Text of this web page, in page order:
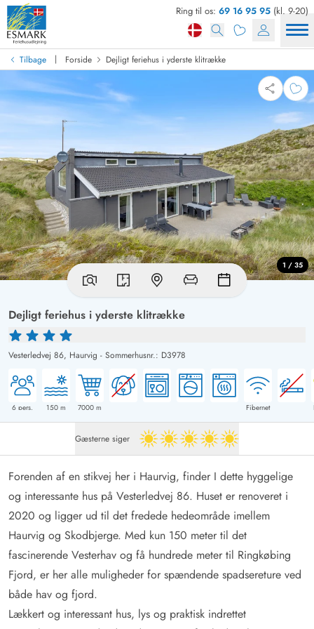
Ring til os: 69 16 95 95 (kl. 9-20)
Tilbage | Forside Dejligt feriehus i yderste klitrække
Dejligt feriehus i yderste klitrække
Vesterledvej 86, Haurvig - Sommerhusnr.: D3978
6 pers. 150 m 7000 m Fibernet
1 / 35
Gæsterne siger 5 ud af 5
Forenden af en stikvej her i Haurvig, finder I dette hyggelige
og interessante hus på Vesterledvej 86. Huset er renoveret i
2020 og ligger ud til det fredede hedeområde imellem
Haurvig og Skodbjerge. Med kun 150 meter til det
fascinerende Vesterhav og få hundrede meter til Ringkøbing
Fjord, er her alle muligheder for spændende spadsereture ved
både hav og fjord.
Lækkert og interessant hus, lys og praktisk indrettet